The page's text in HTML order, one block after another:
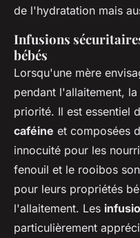
de l'hydratation mais
Infusions
bébés
Lorsqu'une mère
pendant l'allaitement, la
priorité. Il est essentiel
caféine et composées
innocuité pour les
fenouil et le rooibos
pour leurs propriétés
l'allaitement. Les
particulièrement